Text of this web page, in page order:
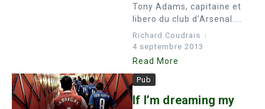
Tony Adams, capitaine et
libero du club d’Arsenal....
Richard Coudrais
4 septembre 2013
Read More
Pub
If I’m dreaming my